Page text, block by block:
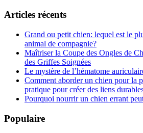
Articles récents
Grand ou petit chien: lequel est le
animal de compagnie?
Maîtriser la Coupe des Ongles de
des Griffes Soignées
Le mystère de l’hématome
Comment aborder un chien pour la
pratique pour créer des liens
Pourquoi nourrir un chien errant
Populaire